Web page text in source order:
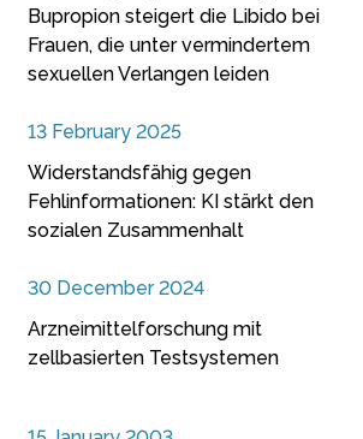
Bupropion steigert die Libido bei
Frauen, die unter vermindertem
sexuellen Verlangen leiden
13 February 2025
Widerstandsfähig gegen
Fehlinformationen: KI stärkt den
sozialen Zusammenhalt
30 December 2024
Arzneimittelforschung mit
zellbasierten Testsystemen